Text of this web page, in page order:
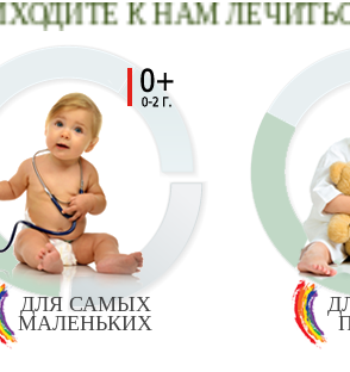
К НАМ ЛЕЧИТЬСЯ
ДЛЯ САМЫХ
МАЛЕНЬКИХ